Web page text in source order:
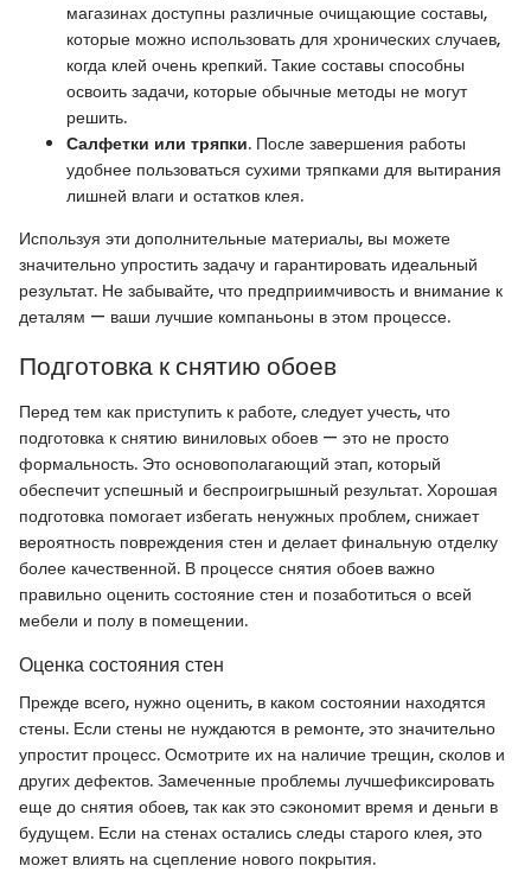
магазинах доступны различные очищающие составы,
которые можно использовать для хронических случаев,
когда клей очень крепкий. Такие составы способны
освоить задачи, которые обычные методы не могут
решить.
Салфетки или тряпки. После завершения работы
удобнее пользоваться сухими тряпками для вытирания
лишней влаги и остатков клея.
Используя эти дополнительные материалы, вы можете
значительно упростить задачу и гарантировать идеальный
результат. Не забывайте, что предприимчивость и внимание к
деталям — ваши лучшие компаньоны в этом процессе.
Подготовка к снятию обоев
Перед тем как приступить к работе, следует учесть, что
подготовка к снятию виниловых обоев — это не просто
формальность. Это основополагающий этап, который
обеспечит успешный и беспроигрышный результат. Хорошая
подготовка помогает избегать ненужных проблем, снижает
вероятность повреждения стен и делает финальную отделку
более качественной. В процессе снятия обоев важно
правильно оценить состояние стен и позаботиться о всей
мебели и полу в помещении.
Оценка состояния стен
Прежде всего, нужно оценить, в каком состоянии находятся
стены. Если стены не нуждаются в ремонте, это значительно
упростит процесс. Осмотрите их на наличие трещин, сколов и
других дефектов. Замеченные проблемы лучшефиксировать
еще до снятия обоев, так как это сэкономит время и деньги в
будущем. Если на стенах остались следы старого клея, это
может влиять на сцепление нового покрытия.